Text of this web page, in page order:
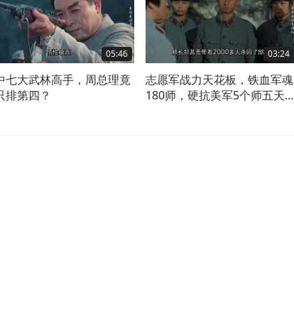
05:46
七大武林高手，周总理竟
排第四？
03:24
志愿军战力天花板，铁血军魂
180师，硬抗美军5个师五天五